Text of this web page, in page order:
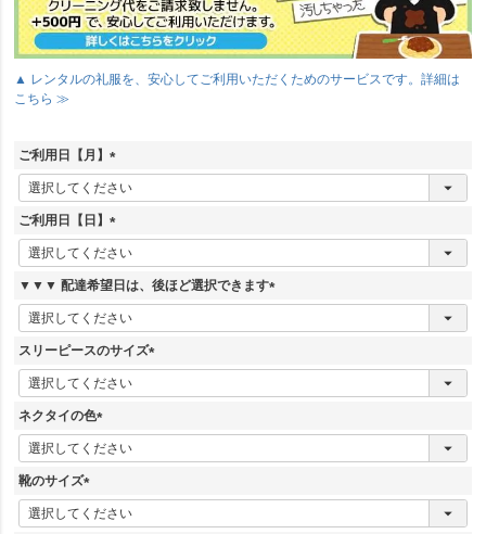
▲ レンタルの礼服を、安心してご利用いただくためのサービスです。詳細は
こちら ≫
ご利用日【月】
(
必
須
)
ご利用日【日】
(
必
須
)
▼▼▼ 配達希望日は、後ほど選択できます
(
必
)
スリーピースのサイズ
(
必
)
ネクタイの色
(
必
)
靴のサイズ
(
必